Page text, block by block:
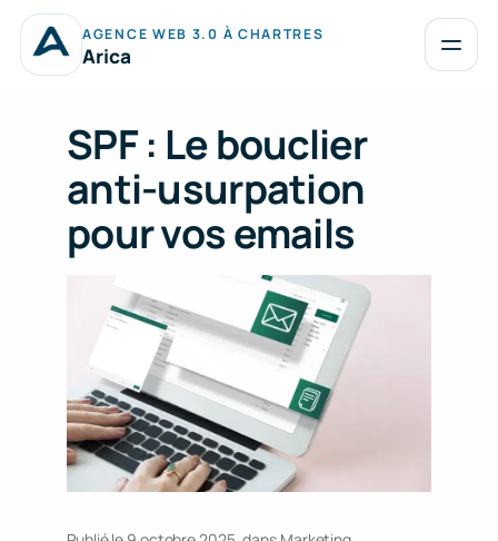
Aller
contenu
AGENCE WEB 3.0 À CHARTRES
Arica
Ouvrir
SPF : Le bouclier
anti-usurpation
pour vos emails